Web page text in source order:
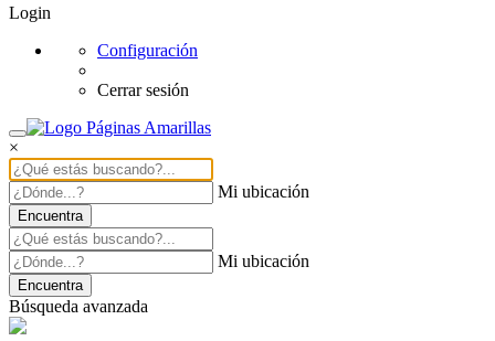
Login
Configuración
Cerrar sesión
×
Mi ubicación
Encuentra
Mi ubicación
Encuentra
Búsqueda avanzada